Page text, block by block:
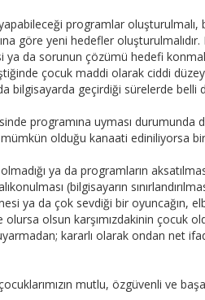
programlar
göre yeni hedefler
da sorunun çözümü hedefi
çocuk maddi olarak ciddi
bilgisayarda geçirdiği sürelerde belli
programına uyması durumunda
mümkün olduğu kanaati ediniliyorsa
ya da programların
(bilgisayarın
ya da çok sevdiği bir oyuncağın,
olsun karşımızdakinin çocuk
kararlı olarak ondan net
mutlu, özgüvenli ve